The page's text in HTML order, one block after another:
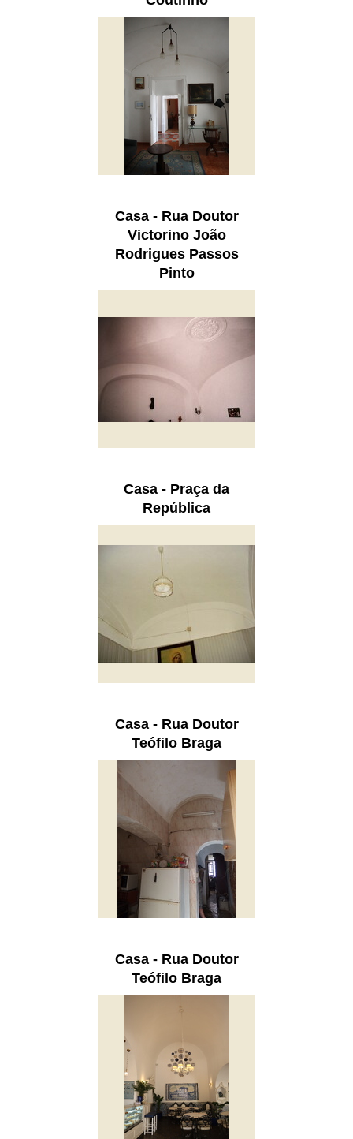
Casa - Rua Doutor
Victorino João
Rodrigues Passos
Pinto
Casa - Praça da
República
Casa - Rua Doutor
Teófilo Braga
Casa - Rua Doutor
Teófilo Braga